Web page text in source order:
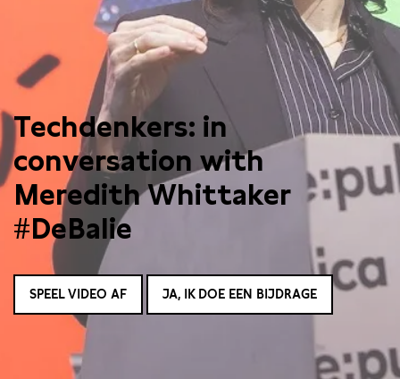
Techdenkers: in
conversation with
Meredith Whittaker
#DeBalie
SPEEL VIDEO AF JA, IK DOE EEN BIJDRAGE